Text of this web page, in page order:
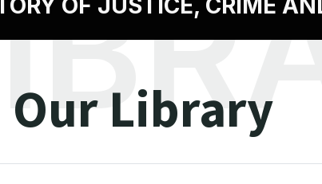
OF JUSTICE, CRIME
Our Library